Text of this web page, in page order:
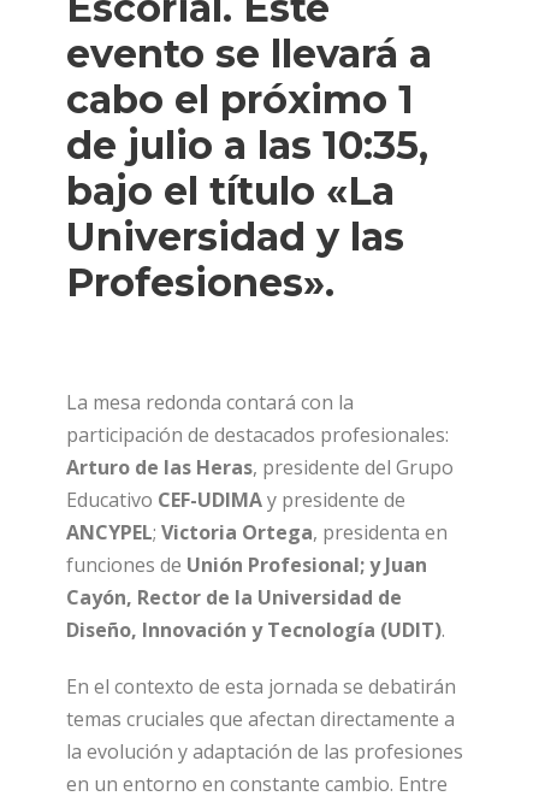
evento se llevará a
cabo el próximo 1
de julio a las 10:35,
bajo el título «La
Universidad y las
Profesiones».
La mesa redonda contará con la
participación de destacados profesionales:
Arturo de las Heras, presidente del Grupo
Educativo CEF-UDIMAy presidente de
ANCYPEL; Victoria Ortega, presidenta en
funciones de Unión Profesional; y Juan
Cayón, Rector de la Universidad de
Diseño, Innovación y Tecnología (UDIT).
En el contexto de esta jornada se debatirán
temas cruciales que afectan directamente a
la evolución y adaptación de las profesiones
en un entorno en constante cambio. Entre